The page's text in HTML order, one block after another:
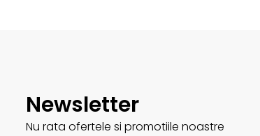
Newsletter
Nu rata ofertele si promotiile noastre